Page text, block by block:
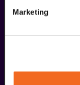
Marketing